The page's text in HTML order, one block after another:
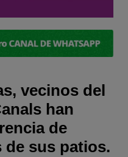
vecinos del
han
de
de sus patios.